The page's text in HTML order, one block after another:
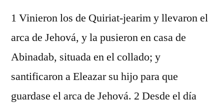
1 Vinieron los de Quiriat-jearim y llevaron el
arca de Jehová, y la pusieron en casa de
Abinadab, situada en el collado; y
santificaron a Eleazar su hijo para que
guardase el arca de Jehová. 2 Desde el día